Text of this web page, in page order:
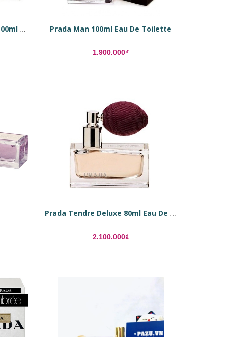
Prada Amber Pour Homme 100ml Eau De Toilette Prada Man 100ml Eau De Toilette
1.900.000₫
Prada Tendre Deluxe 80ml Eau De Parfum Refillable
2.100.000₫